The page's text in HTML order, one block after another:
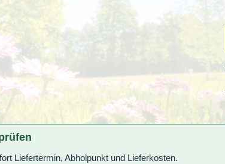
Liefertermin, Abholpunkt und Lieferkosten.